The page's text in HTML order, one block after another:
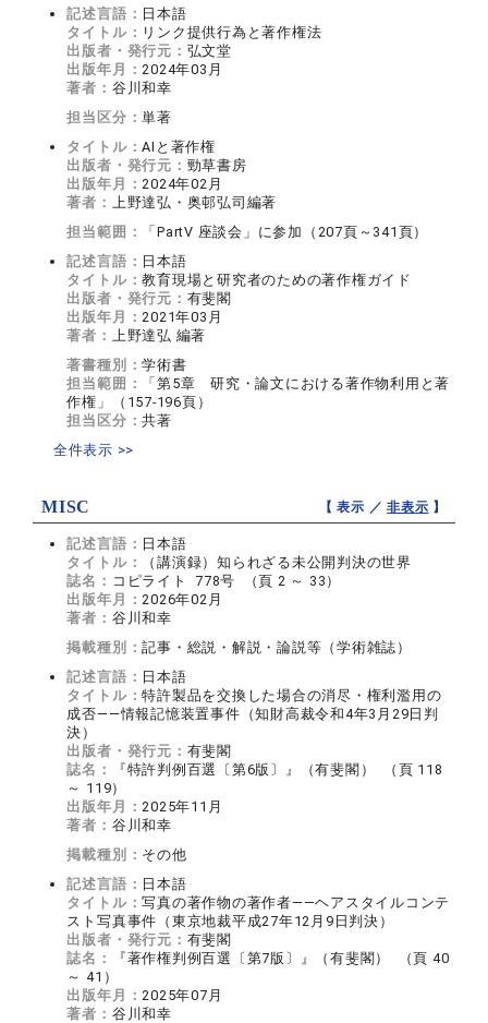
記述言語： 日本語
タイトル： リンク提供行為と著作権法
出版者・発行元： 弘文堂
出版年月：2024年03月
著者： 谷川和幸
担当区分：単著
タイトル：AIと著作権
出版者・発行元： 勁草書房
出版年月：2024年02月
著者： 上野達弘・奥邨弘司編著
担当範囲：
「PartV 座談会」に参加（207頁～341頁）
記述言語： 日本語
タイトル：教育現場と研究者のための著作権ガイド
出版者・発行元： 有斐閣
出版年月：2021年03月
著者： 上野達弘 編著
著書種別：学術書
担当範囲：
「第5章 研究・論文における著作物利用と著
作権」（157-196頁）
担当区分：共著
全件表示 >>
MISC 【 表示 ／非表示 】
記述言語： 日本語
タイトル：
（講演録）知られざる未公開判決の世界
誌名： コピライト 778号 （頁 2 ～ 33）
出版年月：2026年02月
著者： 谷川和幸
掲載種別：記事・総説・解説・論説等（学術雑誌）
記述言語： 日本語
タイトル：特許製品を交換した場合の消尽・権利濫用の
成否――情報記憶装置事件（知財高裁令和4年3月29日判
決）
出版者・発行元： 有斐閣
誌名：
『特許判例百選〔第6版〕』（有斐閣） （頁 118
～ 119）
出版年月：2025年11月
著者： 谷川和幸
掲載種別： その他
記述言語： 日本語
タイトル：写真の著作物の著作者――ヘアスタイルコンテ
スト写真事件（東京地裁平成27年12月9日判決）
出版者・発行元： 有斐閣
誌名：
『著作権判例百選〔第7版〕』（有斐閣） （頁 40
～ 41）
出版年月：2025年07月
著者： 谷川和幸